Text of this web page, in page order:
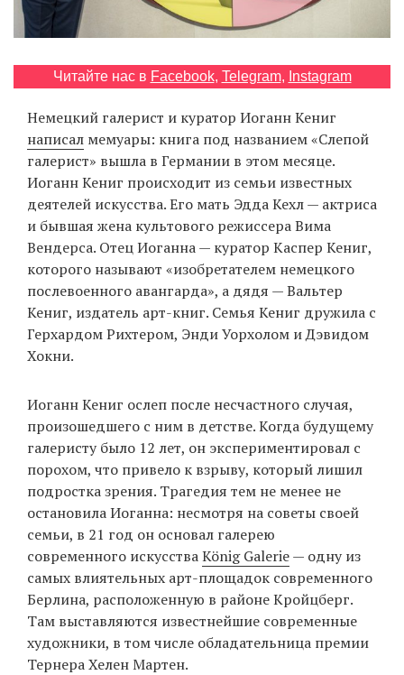
EN
UA
Читайте нас в Facebook, Telegram, Instagram
Немецкий галерист и куратор Иоганн Кениг
написал мемуары: книга под названием «Слепой
галерист» вышла в Германии в этом месяце.
Иоганн Кениг происходит из семьи известных
деятелей искусства. Его мать Эдда Кехл — актриса
и бывшая жена культового режиссера Вима
Вендерса. Отец Иоганна — куратор Каспер Кениг,
которого называют «изобретателем немецкого
послевоенного авангарда», а дядя — Вальтер
Кениг, издатель арт-книг. Семья Кениг дружила с
Герхардом Рихтером, Энди Уорхолом и Дэвидом
Хокни.
Иоганн Кениг ослеп после несчастного случая,
произошедшего с ним в детстве. Когда будущему
галеристу было 12 лет, он экспериментировал с
порохом, что привело к взрыву, который лишил
подростка зрения. Трагедия тем не менее не
остановила Иоганна: несмотря на советы своей
семьи, в 21 год он основал галерею
современного искусстваKönig Galerie— одну из
самых влиятельных арт-площадок современного
Берлина, расположенную в районе Кройцберг.
Там выставляются известнейшие современные
художники, в том числе обладательница премии
Тернера Хелен Мартен.